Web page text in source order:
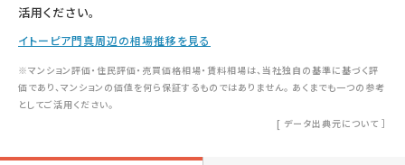
活用ください。
イトーピア門真周辺の相場推移を見る
※マンション評価・住民評価・売買価格相場・賃料相場は、当社独自の基準に基づく評
価であり、マンションの価値を何ら保証するものではありません。 あくまでも一つの参考
としてご活用ください。
[ データ出典元について ］